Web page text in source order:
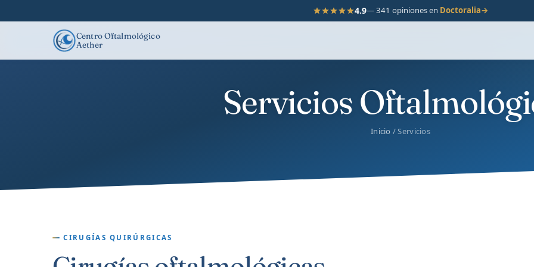
4.9— 341 opiniones en Doctoralia→
Centro Oftalmológico
Aether
Servicios
Inicio / Servicios
CIRUGÍAS QUIRÚRGICAS